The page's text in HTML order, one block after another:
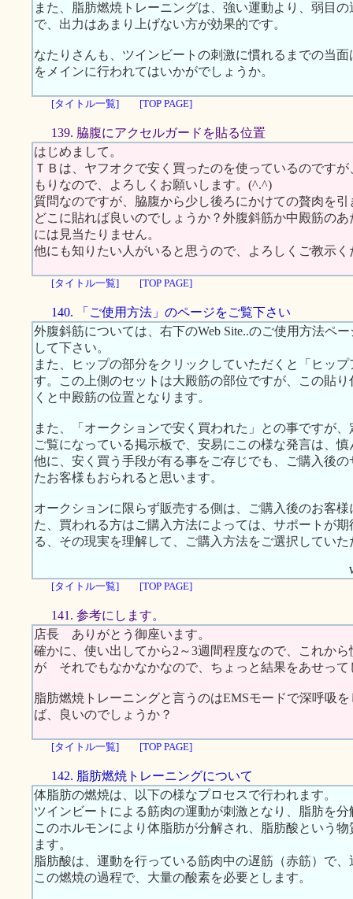
また、脂肪燃焼トレーニングは、強い運動より、弱目
で、出力はあまり上げない方が効果的です。
なたりさんも、ツインビートの刺激に慣れるまでの当
をメインに行われてはいかがでしょうか。
[タイトル一覧] [TOP PAGE]
139. 脇腹にアクセルガードを貼る位置
はじめまして。
ＴＢは、ヤフオクで安く買ったのを使っているのです
もりなので、よろしくお願いします。(^.^)
質問なのですが、脇腹から少し後ろにかけての贅肉を
どこに貼れば良いのでしょうか？外腹斜筋か中殿筋の
には見当たりません。
他にも知りたい人がいると思うので、よろしくご教示く
[タイトル一覧] [TOP PAGE]
140. 「ご使用方法」のページをご覧下さい
外腹斜筋については、右下のWeb Site..のご使用方法ペ
して下さい。
また、ヒップの部分をクリックしていただくと「ヒッ
す。この上側のセットは大殿筋の部位ですが、この貼
くと中殿筋の位置となります。
また、「オークションで安く買われた」との事ですが
ご覧になっている掲示板で、安易にこの様な発言は、
他に、安く買う手段が有る事をご存じでも、ご購入後
たお客様もおられると思います。
オークションに限らず販売する側は、ご購入後のお客
た、買われる方はご購入方法によっては、サポートが
る、その現実を理解して、ご購入方法をご選択してい
[タイトル一覧]
[TOP PAGE]
141. 参考にします。
店長 ありがとう御座います。
確かに、使い出してから2～3週間程度なので、これか
が それでもなかなかなので、ちょっと結果をあせって
脂肪燃焼トレーニングと言うのはEMSモードで深呼吸
ば、良いのでしょうか？
[タイトル一覧] [TOP PAGE]
142. 脂肪燃焼トレーニングについて
体脂肪の燃焼は、以下の様なプロセスで行われます。
ツインビートによる筋肉の運動が刺激となり、脂肪を
このホルモンにより体脂肪が分解され、脂肪酸という
ます。
脂肪酸は、運動を行っている筋肉中の遅筋（赤筋）で
この燃焼の過程で、大量の酸素を必要とします。